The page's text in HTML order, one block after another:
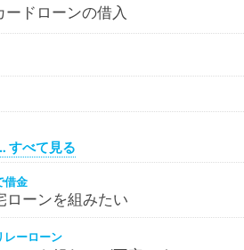
ドローンの借入
すべて見る
借金
ローンを組みたい
レーローン